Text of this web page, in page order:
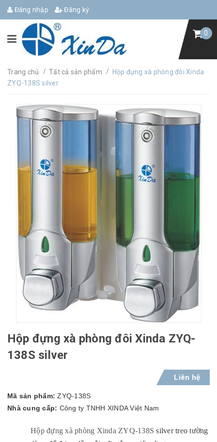
Đăng nhập Đăng ký
0
Trang chủ / Tất cả sản phẩm /
Hộp đựng xà phòng đôi Xinda
ZYQ-138S silver
Hộp đựng xà phòng đôi Xinda ZYQ-
138S silver
Liên hệ
Mã sản phẩm:ZYQ-138S
Nhà cung cấp: Công ty TNHH XINDA Việt Nam
Hộp đựng xà phòng Xinda ZYQ-138S silver treo tường